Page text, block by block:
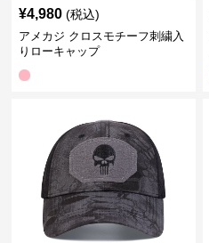
¥4,980 (税込)
アメカジ クロスモチーフ刺繍入
りローキャップ